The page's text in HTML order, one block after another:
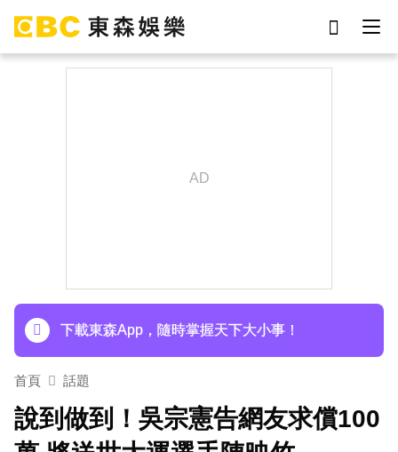
下載東森App，隨時掌握天下大小事！
首頁 話題
說到做到！吳宗憲告網友求償100